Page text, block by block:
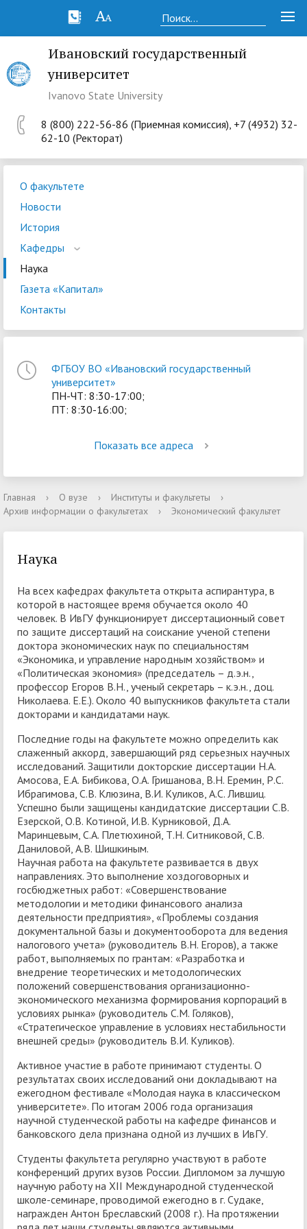
Ивановский государственный
университет
Ivanovo State University
8 (800) 222-56-86 (Приемная комиссия), +7 (4932) 32-
62-10 (Ректорат)
О факультете
Новости
История
Кафедры
Наука
Газета «Капитал»
Контакты
ФГБОУ ВО «Ивановский государственный
университет»
ПН-ЧТ: 8:30-17:00;
ПТ: 8:30-16:00;
Показать все адреса
Главная › О вузе › Институты и факультеты
›
Архив информации о факультетах
› Экономический факультет
Наука
На всех кафедрах факультета открыта аспирантура, в
которой в настоящее время обучается около 40
человек. В ИвГУ функционирует диссертационный совет
по защите диссертаций на соискание ученой степени
доктора экономических наук по специальностям
«Экономика, и управление народным хозяйством» и
«Политическая экономия» (председатель – д.э.н.,
профессор Егоров В.Н., ученый секретарь – к.э.н., доц.
Николаева. Е.Е.). Около 40 выпускников факультета стали
докторами и кандидатами наук.
Последние годы на факультете можно определить как
слаженный аккорд, завершающий ряд серьезных научных
исследований. Защитили докторские диссертации Н.А.
Амосова, Е.А. Бибикова, О.А. Гришанова, В.Н. Еремин, Р.С.
Ибрагимова, С.В. Клюзина, В.И. Куликов, А.С. Лившиц.
Успешно были защищены кандидатские диссертации С.В.
Езерской, О.В. Котиной, И.В. Курниковой, Д.А.
Маринцевым, С.А. Плетюхиной, Т.Н. Ситниковой, С.В.
Даниловой, А.В. Шишкиным.
Научная работа на факультете развивается в двух
направлениях. Это выполнение хоздоговорных и
госбюджетных работ: «Совершенствование
методологии и методики финансового анализа
деятельности предприятия», «Проблемы создания
документальной базы и документооборота для ведения
налогового учета» (руководитель В.Н. Егоров), а также
работ, выполняемых по грантам: «Разработка и
внедрение теоретических и методологических
положений совершенствования организационно-
экономического механизма формирования корпораций в
условиях рынка» (руководитель С.М. Голяков),
«Стратегическое управление в условиях нестабильности
внешней среды» (руководитель В.И. Куликов).
Активное участие в работе принимают студенты. О
результатах своих исследований они докладывают на
ежегодном фестивале «Молодая наука в классическом
университете». По итогам 2006 года организация
научной студенческой работы на кафедре финансов и
банковского дела признана одной из лучших в ИвГУ.
Студенты факультета регулярно участвуют в работе
конференций других вузов России. Дипломом за лучшую
научную работу на XII Международной студенческой
школе-семинаре, проводимой ежегодно в г. Судаке,
награжден Антон Бреславский (2008 г.). На протяжении